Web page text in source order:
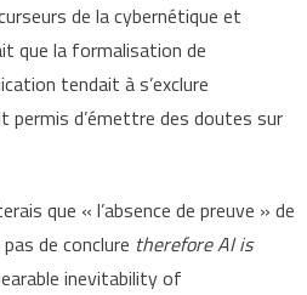
de la cybernétique et
que la formalisation de
tendait à s’exclure
permis d’émettre des doutes sur
que « l’absence de preuve » de
de conclure therefore AI is
inevitability of